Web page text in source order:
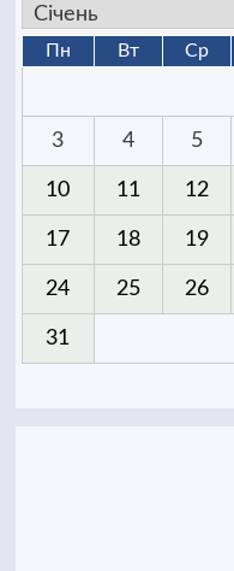
Пн Вт Ср
3 4 5
10 11 12
17 18 19
24 25 26
31